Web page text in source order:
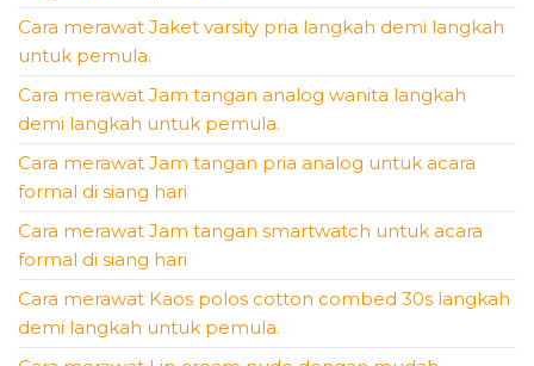
Cara merawat Jaket varsity pria langkah demi langkah
untuk pemula.
Cara merawat Jam tangan analog wanita langkah
demi langkah untuk pemula.
Cara merawat Jam tangan pria analog untuk acara
formal di siang hari
Cara merawat Jam tangan smartwatch untuk acara
formal di siang hari
Cara merawat Kaos polos cotton combed 30s langkah
demi langkah untuk pemula.